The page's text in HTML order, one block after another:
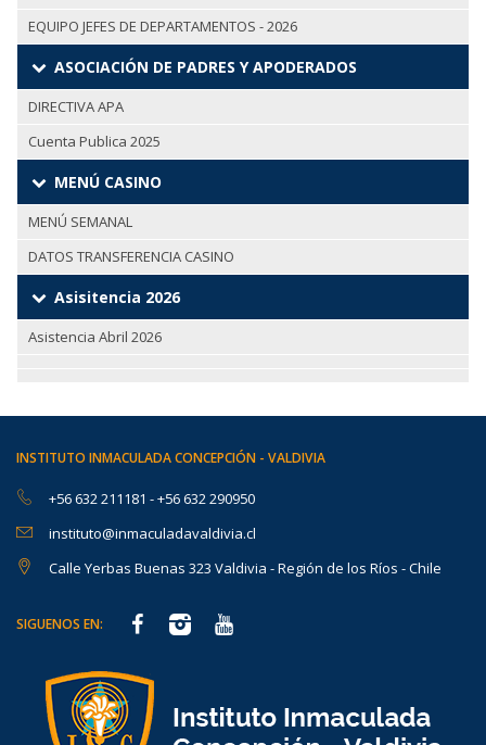
EQUIPO JEFES DE DEPARTAMENTOS - 2026
ASOCIACIÓN DE PADRES Y APODERADOS
DIRECTIVA APA
Cuenta Publica 2025
MENÚ CASINO
MENÚ SEMANAL
DATOS TRANSFERENCIA CASINO
Asisitencia 2026
Asistencia Abril 2026
INSTITUTO INMACULADA CONCEPCIÓN - VALDIVIA
+56 632 211181 -+56 632 290950
instituto@inmaculadavaldivia.cl
Calle Yerbas Buenas 323 Valdivia - Región de los Ríos - Chile
SIGUENOS EN: